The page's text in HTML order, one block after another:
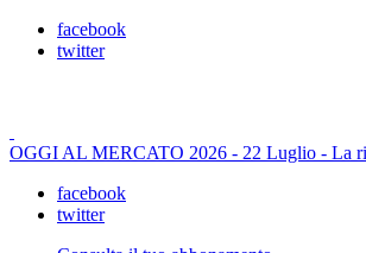
facebook
twitter
OGGI AL MERCATO 2026 - 22 Luglio - La
facebook
twitter